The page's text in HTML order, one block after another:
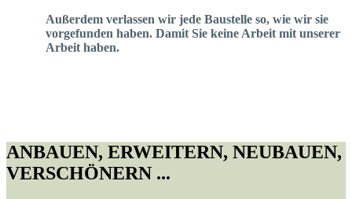
Außerdem verlassen wir jede Baustelle so, wie wir sie
vorgefunden haben. Damit Sie keine Arbeit mit unserer
Arbeit haben.
ANBAUEN, ERWEITERN, NEUBAUEN,
VERSCHÖNERN ...